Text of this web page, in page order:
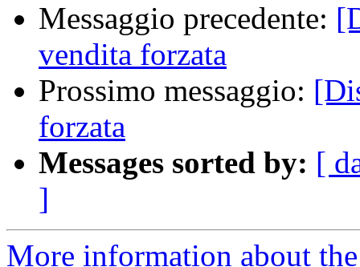
Messaggio precedente:
vendita forzata
Prossimo messaggio:
forzata
Messages sorted by: [
]
More information about